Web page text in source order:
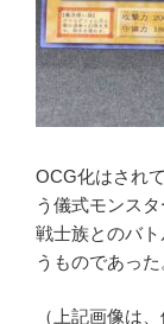
OCG化はされ
う儀式モンス
戦士族とのバ
うものであっ
（上記画像は